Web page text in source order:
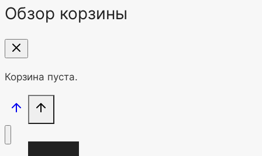
Обзор корзины
Корзина пуста.